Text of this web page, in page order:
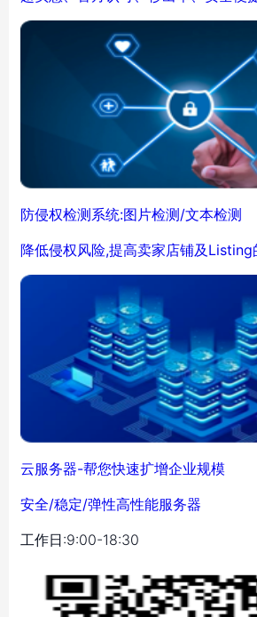
防侵权检测系统:图片检测/文本检测
降低侵权风险,提高卖家店铺及Listing
云服务器-帮您快速扩增企业规模
安全/稳定/弹性高性能服务器
工作日:9:00-18:30